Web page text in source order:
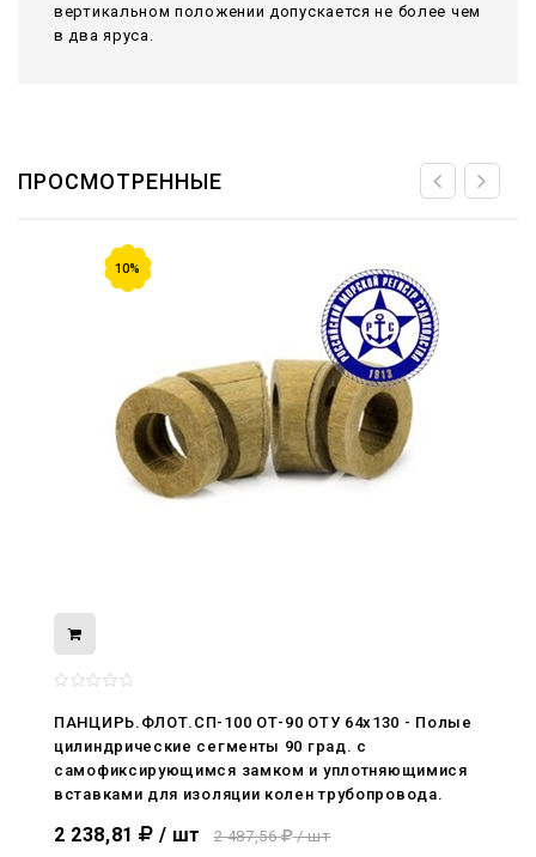
вертикальном положении допускается не более чем
в два яруса.
ПРОСМОТРЕННЫЕ
10%
ПАНЦИРЬ.ФЛОТ.СП-100 ОТ-90 ОТУ 64x130 - Полые
цилиндрические сегменты 90 град. с
самофиксирующимся замком и уплотняющимися
вставками для изоляции колен трубопровода.
2 238,81 / шт 2 487,56 / шт
С Днём Победы. Память, которая с